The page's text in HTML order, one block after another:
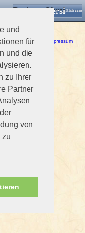
und
für
und die
zu Ihrer
Partner
von
zu
Desktop VersionEinloggen
Impressum